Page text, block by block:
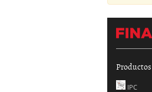
IPC